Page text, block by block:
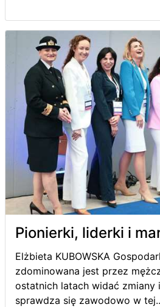
Pionierki, liderki i
Elżbieta KUBOWSKA
zdominowana jest przez
ostatnich latach widać zmiany
sprawdza się zawodowo w